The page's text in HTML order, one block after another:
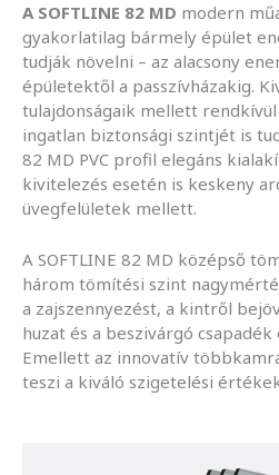
A SOFTLINE 82 MD modern
gyakorlatilag bármely épület
tudják növelni – az alacsony
épületektől a passzívházakig.
tulajdonságaik mellett
ingatlan biztonsági szintjét is
82 MD PVC profil elegáns
kivitelezés esetén is keskeny
üvegfelületek mellett.
A SOFTLINE 82 MD középső
három tömítési szint
a zajszennyezést, a kintről
huzat és a beszivárgó
Emellett az innovatív
teszi a kiváló szigetelési